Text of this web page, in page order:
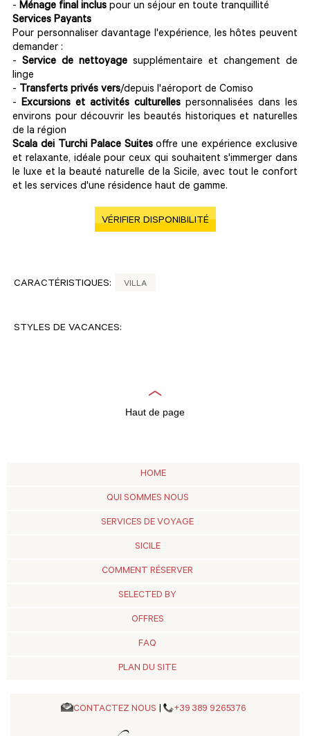
- Ménage final inclus pour un séjour en toute tranquillité
Services Payants
Pour personnaliser davantage l'expérience, les hôtes peuvent
demander :
- Service de nettoyage supplémentaire et changement de
linge
- Transferts privés vers/depuis l'aéroport de Comiso
- Excursions et activités culturelles personnalisées dans les
environs pour découvrir les beautés historiques et naturelles
de la région
Scala dei Turchi Palace Suitesoffre une expérience exclusive
et relaxante, idéale pour ceux qui souhaitent s'immerger dans
le luxe et la beauté naturelle de la Sicile, avec tout le confort
et les services d'une résidence haut de gamme.
VÉRIFIER DISPONIBILITÉ
CARACTÉRISTIQUES: VILLA
STYLES DE VACANCES:
Haut de page
HOME
QUI SOMMES NOUS
SERVICES DE VOYAGE
SICILE
COMMENT RÉSERVER
SELECTED BY
OFFRES
FAQ
PLAN DU SITE
CONTACTEZ NOUS | +39 389 9265376